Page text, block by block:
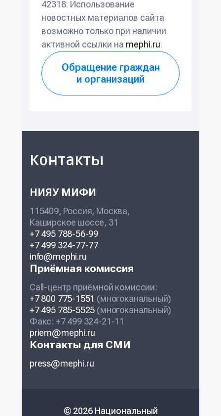
42318. Использование
новостных материалов сайта
возможно только при наличии
активной ссылки на mephi.ru.
Обращение граждан
и организаций
Контакты
НИЯУ МИФИ
115409, Россия, Москва,
Каширское шоссе, 31
+7 495 788-56-99
+7 499 324-77-77
info@mephi.ru
Приёмная комиссия
Call-центр приёмной комиссии:
+7 800 775-1551 (многоканальный)
+7 495 785-5525 (многоканальный)
Факс: +7 499 324-21-11
priem@mephi.ru
Контакты для СМИ
press@mephi.ru
© 2026 Национальный